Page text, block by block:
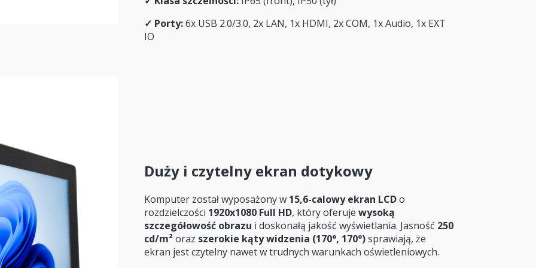
✓ Porty:6x USB 2.0/3.0, 2x LAN, 1x HDMI, 2x COM, 1x Audio, 1x EXT
IO
Duży i czytelny ekran dotykowy
Komputer został wyposażony w 15,6-calowy ekran LCDo
rozdzielczości 1920x1080 Full HD, który oferujewysoką
szczegółowość obrazu i doskonałą jakość wyświetlania. Jasność 250
cd/m²oraz szerokie kąty widzenia (170°, 170°)sprawiają, że
ekran jest czytelny nawet w trudnych warunkach oświetleniowych.